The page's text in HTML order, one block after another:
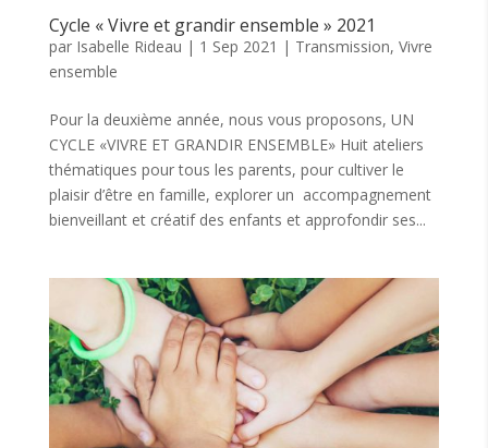
Cycle « Vivre et grandir ensemble » 2021
par Isabelle Rideau | 1 Sep 2021 | Transmission, Vivre
ensemble
Pour la deuxième année, nous vous proposons, UN
CYCLE «VIVRE ET GRANDIR ENSEMBLE» Huit ateliers
thématiques pour tous les parents, pour cultiver le
plaisir d’être en famille, explorer un accompagnement
bienveillant et créatif des enfants et approfondir ses...